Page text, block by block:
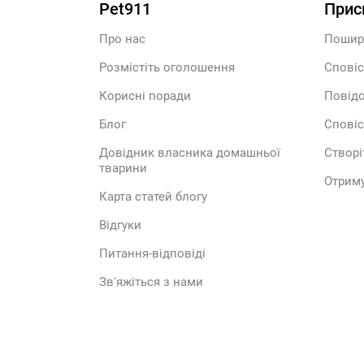
Pet911
Про нас
Розмістіть оголошення
Корисні поради
Блог
Довідник власника домашньої
тварини
Карта статей блогу
Відгуки
Питання-відповіді
Зв'яжіться з нами